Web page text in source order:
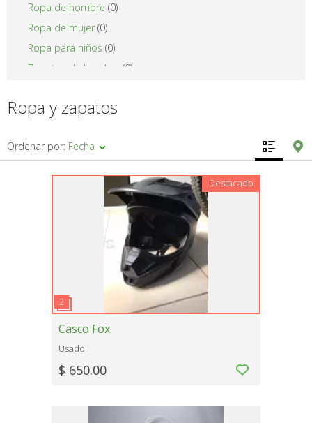
Ropa de hombre (0)
Ropa de mujer (0)
Ropa para niños (0)
Zapatos de hombre
(0)
Ropa y zapatos
Ordenar por: Fecha
Destacado
Casco Fox
Usado
$ 650.00